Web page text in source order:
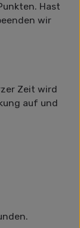
Hast
wir
Zeit wird
auf und
Sternen